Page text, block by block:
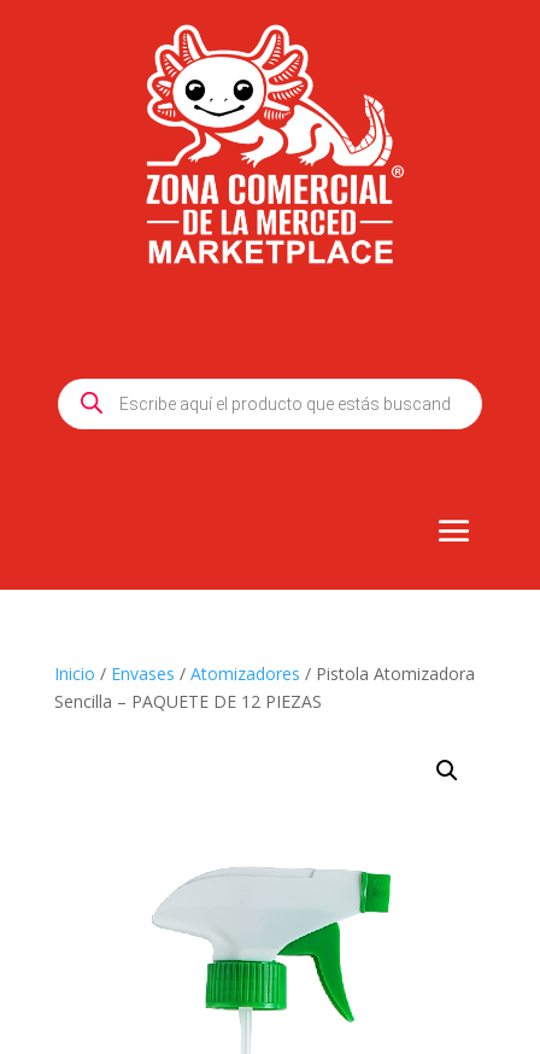
Products
search
Inicio / Envases / Atomizadores / Pistola Atomizadora
Sencilla – PAQUETE DE 12 PIEZAS